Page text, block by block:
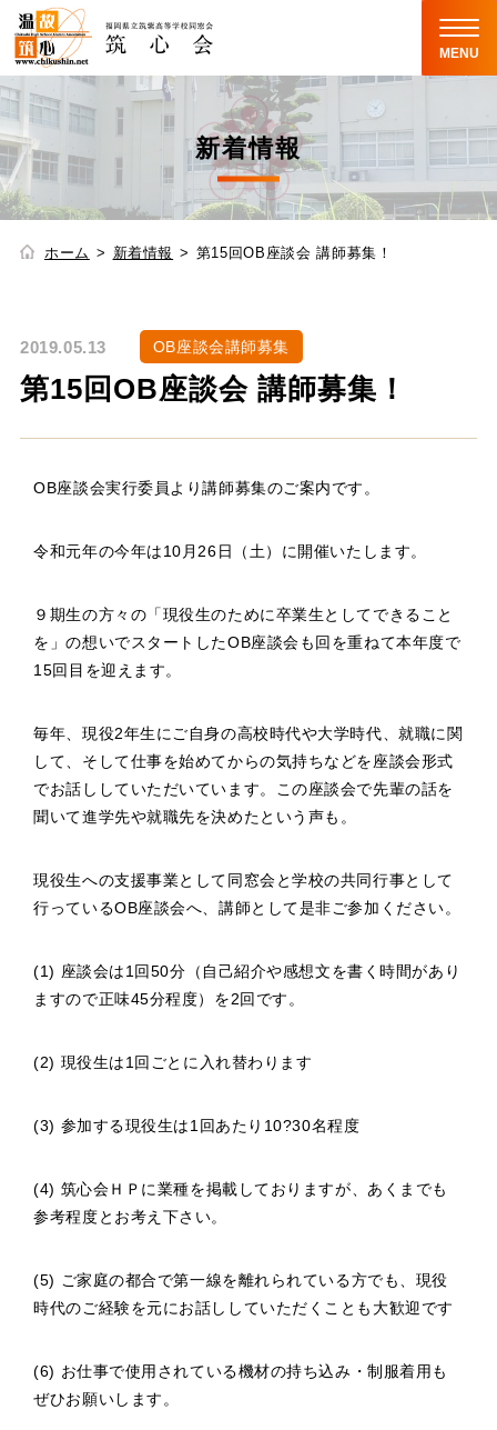
MENU
新着情報
ホーム 新着情報 第15回OB座談会 講師募集！
2019.05.13 OB座談会講師募集
第15回OB座談会 講師募集！
OB座談会実行委員より講師募集のご案内です。
令和元年の今年は10月26日（土）に開催いたします。
９期生の方々の「現役生のために卒業生としてできること
を」の想いでスタートしたOB座談会も回を重ねて本年度で
15回目を迎えます。
毎年、現役2年生にご自身の高校時代や大学時代、就職に関
して、そして仕事を始めてからの気持ちなどを座談会形式
でお話ししていただいています。この座談会で先輩の話を
聞いて進学先や就職先を決めたという声も。
現役生への支援事業として同窓会と学校の共同行事として
行っているOB座談会へ、講師として是非ご参加ください。
(1) 座談会は1回50分（自己紹介や感想文を書く時間があり
ますので正味45分程度）を2回です。
(2) 現役生は1回ごとに入れ替わります
(3) 参加する現役生は1回あたり10?30名程度
(4) 筑心会ＨＰに業種を掲載しておりますが、あくまでも
参考程度とお考え下さい。
(5) ご家庭の都合で第一線を離れられている方でも、現役
時代のご経験を元にお話ししていただくことも大歓迎です
(6) お仕事で使用されている機材の持ち込み・制服着用も
ぜひお願いします。